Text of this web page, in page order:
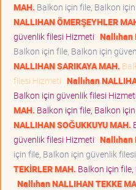
MAH. Balkon için file, Balkon
NALLIHAN ÖMERŞEYHLER
güvenlik filesi Hizmeti Nallıhan
Balkon için file, Balkon için
NALLIHAN SARIKAYA MAH.
filesi Hizmeti Nallıhan
Balkon için güvenlik filesi Hizmeti
MAH. Balkon için file, Balkon
NALLIHAN SOĞUKKUYU MAH.
güvenlik filesi Hizmeti Nallıhan
için file, Balkon için güvenlik
TEKİRLER MAH. Balkon için
Nallıhan NALLIHAN TEKKE